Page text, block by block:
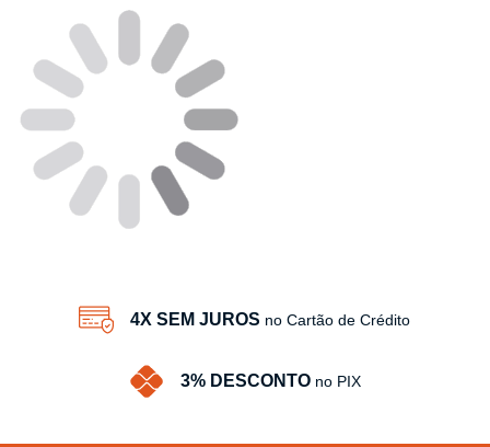
4X SEM JUROS no Cartão de Crédito
3% DESCONTO no PIX